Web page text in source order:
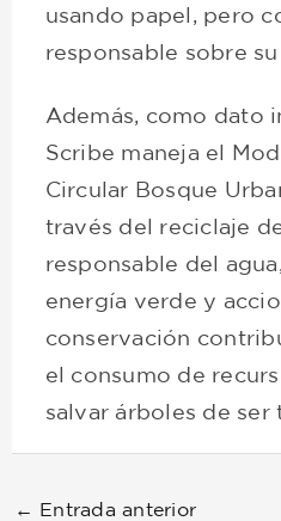
usando papel, pero
responsable sobre su
Además, como dato
Scribe maneja el
Circular Bosque
través del reciclaje
responsable del
energía verde y
conservación
el consumo de
salvar árboles de ser
← Entrada anterior